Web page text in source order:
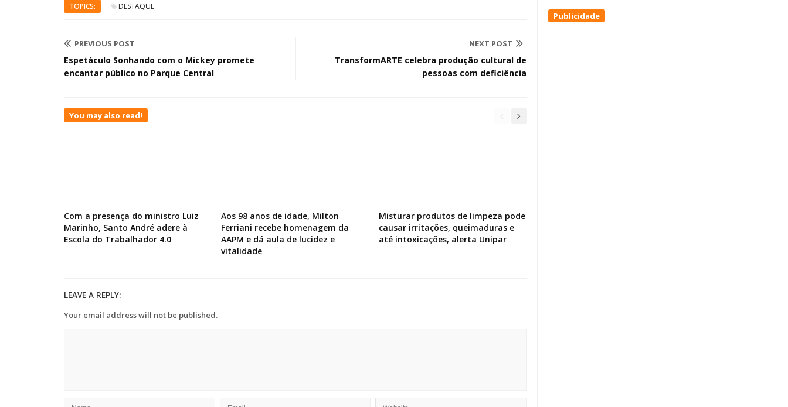
TOPICS: DESTAQUE
PREVIOUS POST
Espetáculo Sonhando com o Mickey promete
encantar público no Parque Central
NEXT POST
TransformARTE celebra produção cultural de
pessoas com deficiência
You may also read!
Com a presença do ministro Luiz
Marinho, Santo André adere à
Escola do Trabalhador 4.0
Aos 98 anos de idade, Milton
Ferriani recebe homenagem da
AAPM e dá aula de lucidez e
vitalidade
Misturar produtos de limpeza pode
causar irritações, queimaduras e
até intoxicações, alerta Unipar
LEAVE A REPLY:
Your email address will not be published.
Publicidade